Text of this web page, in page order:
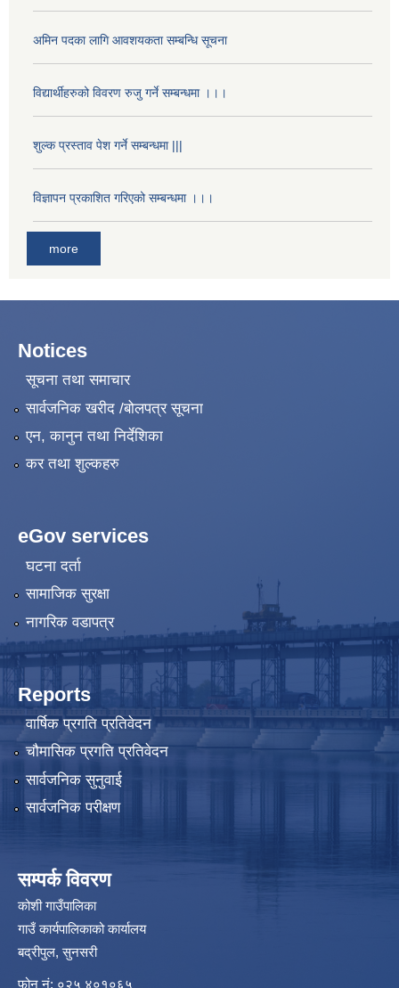
अमिन पदका लागि आवशयकता सम्बन्धि सूचना
विद्यार्थीहरुको विवरण रुजु गर्ने सम्बन्धमा ।।।
शुल्क प्रस्ताव पेश गर्ने सम्बन्धमा |||
विज्ञापन प्रकाशित गरिएको सम्बन्धमा ।।।
more
Notices
सूचना तथा समाचार
सार्वजनिक खरीद /बोलपत्र सूचना
एन, कानुन तथा निर्देशिका
कर तथा शुल्कहरु
eGov services
घटना दर्ता
सामाजिक सुरक्षा
नागरिक वडापत्र
Reports
वार्षिक प्रगति प्रतिवेदन
चौमासिक प्रगति प्रतिवेदन
सार्वजनिक सुनुवाई
सार्वजनिक परीक्षण
सम्पर्क विवरण
कोशी गाउँपालिका
गाउँ कार्यपालिकाको कार्यालय
बद्रीपुल, सुनसरी
फोन नं: ०२५ ४०१०६५